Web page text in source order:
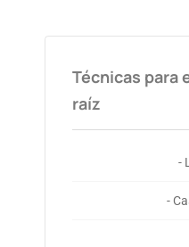
Técnicas para
raíz
-
-